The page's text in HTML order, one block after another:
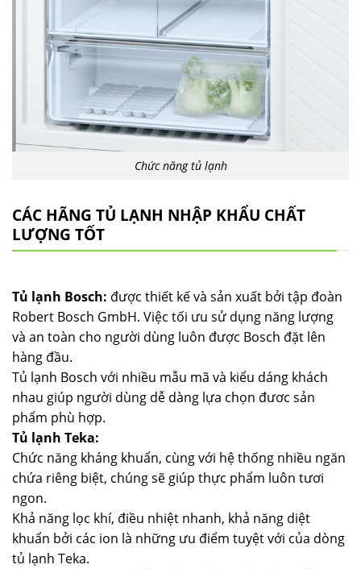
Chức năng tủ lạnh
CÁC HÃNG TỦ LẠNH NHẬP KHẨU CHẤT
LƯỢNG TỐT
Tủ lạnh Bosch: được thiết kế và sản xuất bởi tập đoàn
Robert Bosch GmbH. Việc tối ưu sử dụng năng lượng
và an toàn cho người dùng luôn được Bosch đặt lên
hàng đầu.
Tủ lạnh Bosch với nhiều mẫu mã và kiểu dáng khách
nhau giúp người dùng dễ dàng lựa chọn đươc sản
phẩm phù hợp.
Tủ lạnh Teka:
Chức năng kháng khuẩn, cùng với hệ thống nhiều ngăn
chứa riêng biệt, chúng sẽ giúp thực phẩm luôn tươi
ngon.
Khả năng lọc khí, điều nhiệt nhanh, khả năng diệt
khuẩn bởi các ion là những ưu điểm tuyệt với của dòng
tủ lạnh Teka.